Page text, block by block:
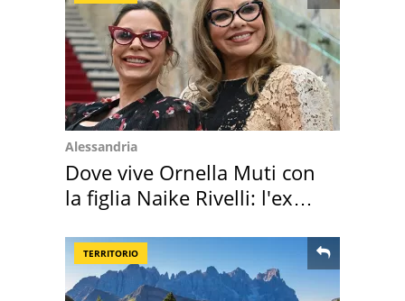
Alessandria
Dove vive Ornella Muti con
la figlia Naike Rivelli: l'ex
TERRITORIO